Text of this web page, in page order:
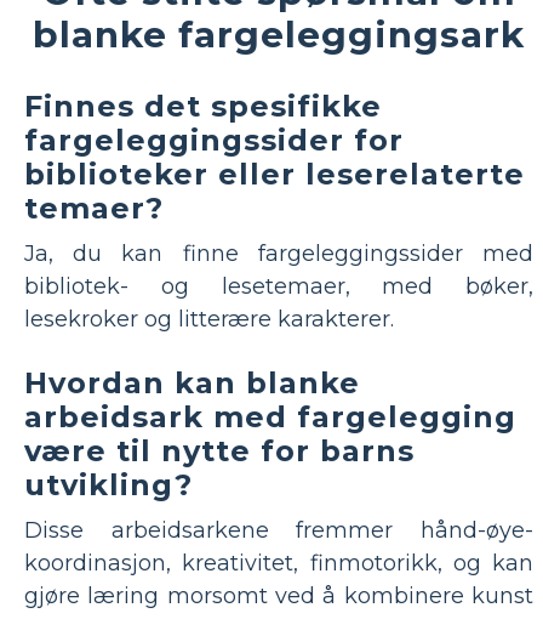
blanke fargeleggingsark
Finnes det spesifikke
fargeleggingssider for
biblioteker eller leserelaterte
temaer?
Ja, du kan finne fargeleggingssider med
bibliotek- og lesetemaer, med bøker,
lesekroker og litterære karakterer.
Hvordan kan blanke
arbeidsark med fargelegging
være til nytte for barns
utvikling?
Disse arbeidsarkene fremmer hånd-øye-
koordinasjon, kreativitet, finmotorikk, og kan
gjøre læring morsomt ved å kombinere kunst